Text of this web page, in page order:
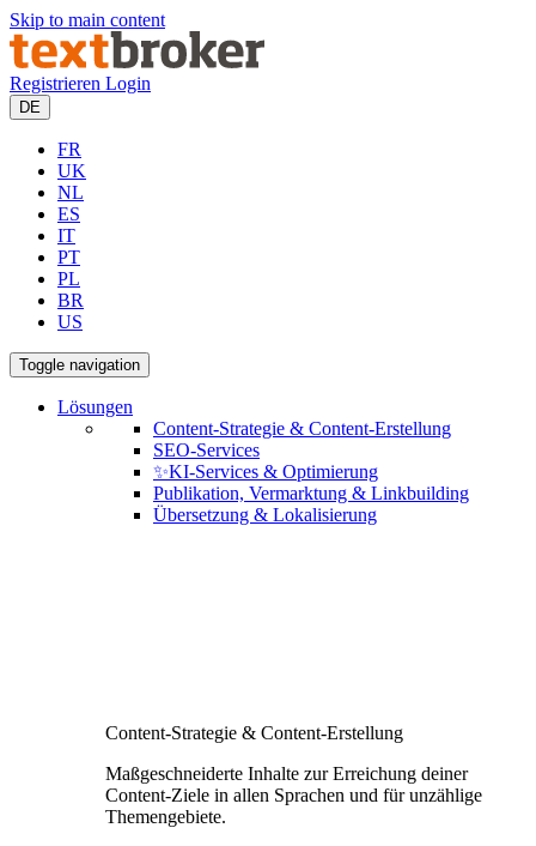
Skip to main content
Registrieren Login
DE
FR
UK
NL
ES
IT
PT
PL
BR
US
Toggle navigation
Lösungen
Content-Strategie & Content-Erstellung
SEO-Services
✨KI-Services & Optimierung
Publikation, Vermarktung & Linkbuilding
Übersetzung & Lokalisierung
Content-Strategie & Content-Erstellung
Maßgeschneiderte Inhalte zur Erreichung deiner
Content-Ziele in allen Sprachen und für unzählige
Themengebiete.